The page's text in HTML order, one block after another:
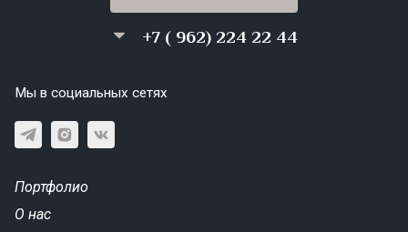
+7 ( 962) 224 22 44
Мы в социальных сетях
Портфолио
О нас